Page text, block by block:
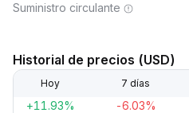
Suministro circulante
Historial de precios (USD)
Hoy 7 días
+11.93% -6.03%